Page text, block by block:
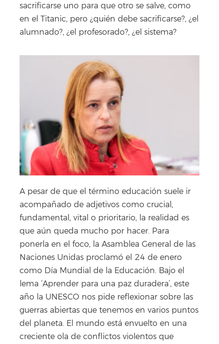
sacrificarse uno para que otro se salve, como
en el Titanic, pero ¿quién debe sacrificarse?, ¿el
alumnado?, ¿el profesorado?, ¿el sistema?
A pesar de que el término educación suele ir
acompañado de adjetivos como crucial,
fundamental, vital o prioritario, la realidad es
que aún queda mucho por hacer. Para
ponerla en el foco, la Asamblea General de las
Naciones Unidas proclamó el 24 de enero
como Día Mundial de la Educación. Bajo el
lema ‘Aprender para una paz duradera’, este
año la UNESCO nos pide reflexionar sobre las
guerras abiertas que tenemos en varios puntos
del planeta. El mundo está envuelto en una
creciente ola de conflictos violentos que